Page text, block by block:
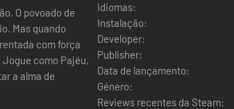
O povoado de
Mas quando
com força
a alma de
Idiomas:
Instalação:
Developer:
Publisher:
Data de lançamento:
Género:
Reviews recentes da Steam: